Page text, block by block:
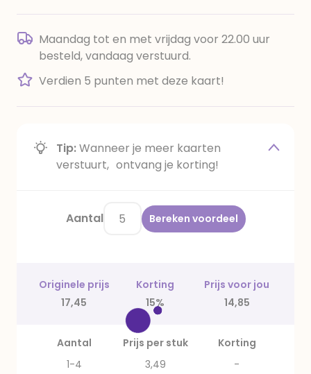
Maandag tot en met vrijdag voor 22.00 uur
besteld, vandaag verstuurd.
Verdien 5 punten met deze kaart!
Tip:Wanneer je meer kaarten
verstuurt, ontvang je korting!
Aantal Bereken voordeel
Originele prijs Korting
Prijs voor jou
17,45
15% 14,85
Aantal Prijs per stuk
Korting
1-4
3,49
-